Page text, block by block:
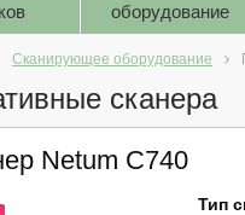
оборудование
Сканирующее оборудование
сканера
Netum C740
Тип